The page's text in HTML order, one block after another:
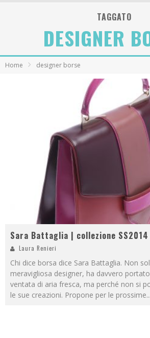
SEE YOU AT 5 | Chanel
TAGGATO
DESIGNER
Home designer borse
Sara Battaglia | collezione SS2014
Laura Renieri
Chi dice borsa dice Sara Battaglia. Non
meravigliosa designer, ha davvero
ventata di aria fresca, ma perché non si
le sue creazioni. Propone per le prossime...